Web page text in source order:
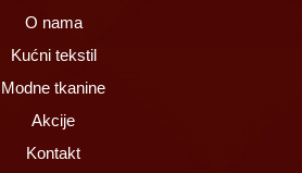
O nama
Kućni tekstil
Modne tkanine
Akcije
Kontakt